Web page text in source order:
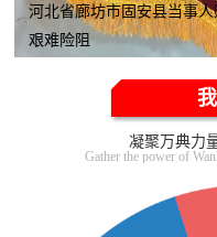
河北省廊坊市固安县当事
艰难险阻
凝聚万典力
Gather the power of